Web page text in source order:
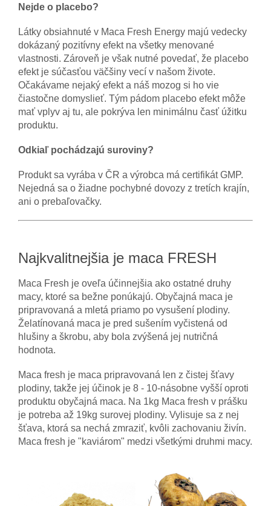
Nejde o placebo?
Látky obsiahnuté v Maca Fresh Energy majú vedecky
dokázaný pozitívny efekt na všetky menované
vlastnosti. Zároveň je však nutné povedať, že placebo
efekt je súčasťou väčšiny vecí v našom živote.
Očakávame nejaký efekt a náš mozog si ho vie
čiastočne domyslieť. Tým pádom placebo efekt môže
mať vplyv aj tu, ale pokrýva len minimálnu časť úžitku
produktu.
Odkiaľ pochádzajú suroviny?
Produkt sa vyrába v ČR a výrobca má certifikát GMP.
Nejedná sa o žiadne pochybné dovozy z tretích krajín,
ani o prebaľovačky.
Najkvalitnejšia je maca FRESH
Maca Fresh je oveľa účinnejšia ako ostatné druhy
macy, ktoré sa bežne ponúkajú. Obyčajná maca je
pripravovaná a mletá priamo po vysušení plodiny.
Želatínovaná maca je pred sušením vyčistená od
hlušiny a škrobu, aby bola zvýšená jej nutričná
hodnota.
Maca fresh je maca pripravovaná len z čistej šťavy
plodiny, takže jej účinok je 8 - 10-násobne vyšší oproti
produktu obyčajná maca. Na 1kg Maca fresh v prášku
je potreba až 19kg surovej plodiny. Vylisuje sa z nej
šťava, ktorá sa nechá zmraziť, kvôli zachovaniu živín.
Maca fresh je "kaviárom" medzi všetkými druhmi macy.